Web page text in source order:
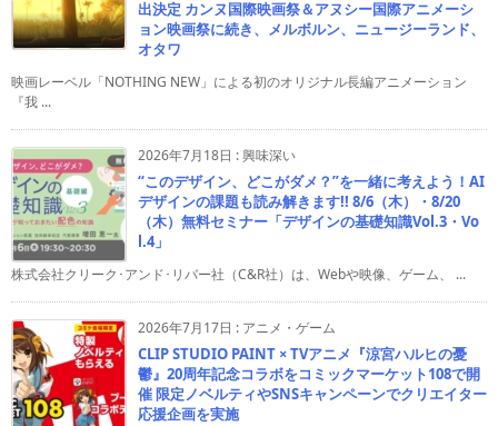
出決定 カンヌ国際映画祭＆アヌシー国際アニメーシ
ョン映画祭に続き、メルボルン、ニュージーランド、
オタワ
映画レーベル「NOTHING NEW」による初のオリジナル長編アニメーション
『我 ...
2026年7月18日 :興味深い
“このデザイン、どこがダメ？”を一緒に考えよう！AI
デザインの課題も読み解きます!! 8/6（木）・8/20
（木）無料セミナー「デザインの基礎知識Vol.3・Vo
l.4」
株式会社クリーク･アンド･リバー社（C&R社）は、Webや映像、ゲーム、 ...
2026年7月17日 : アニメ・ゲーム
CLIP STUDIO PAINT × TVアニメ『涼宮ハルヒの憂
鬱』20周年記念コラボをコミックマーケット108で開
催 限定ノベルティやSNSキャンペーンでクリエイター
応援企画を実施